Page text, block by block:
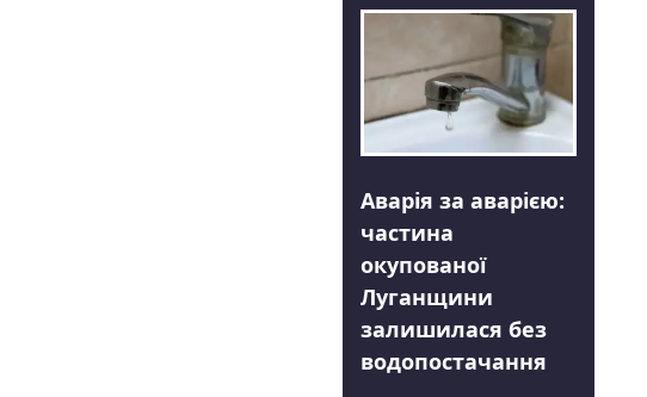
Аварія за аварією:
частина
окупованої
Луганщини
залишилася без
водопостачання